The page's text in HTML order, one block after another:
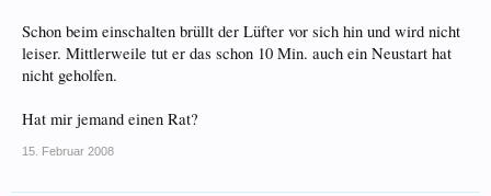
Schon beim einschalten brüllt der Lüfter vor sich hin und wird nicht
leiser. Mittlerweile tut er das schon 10 Min. auch ein Neustart hat
nicht geholfen.
Hat mir jemand einen Rat?
15. Februar 2008